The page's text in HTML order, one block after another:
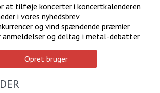
at tilføje koncerter i koncertkalenderen
i vores nyhedsbrev
og vind spændende præmier
anmeldelser og deltag i metal-debatter
Opret bruger